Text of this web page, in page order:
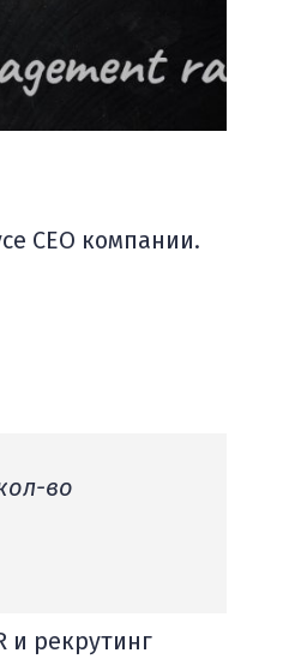
СЕО компании.
во
и рекрутинг